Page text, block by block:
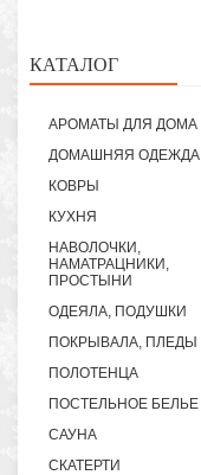
КАТАЛОГ
АРОМАТЫ ДЛЯ ДОМА
ДОМАШНЯЯ ОДЕЖДА
КОВРЫ
КУХНЯ
НАВОЛОЧКИ,
НАМАТРАЦНИКИ,
ПРОСТЫНИ
ОДЕЯЛА, ПОДУШКИ
ПОКРЫВАЛА, ПЛЕДЫ
ПОЛОТЕНЦА
ПОСТЕЛЬНОЕ БЕЛЬЕ
САУНА
СКАТЕРТИ